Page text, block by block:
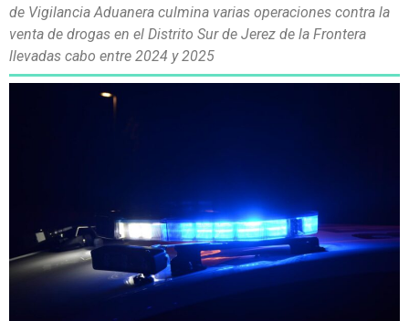
de Vigilancia Aduanera culmina varias operaciones contra la
venta de drogas en el Distrito Sur de Jerez de la Frontera
llevadas cabo entre 2024 y 2025